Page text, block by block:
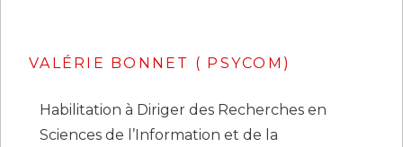
VALÉRIE BONNET ( PSYCOM)
Habilitation à Diriger des Recherches en
Sciences de l’Information et de la